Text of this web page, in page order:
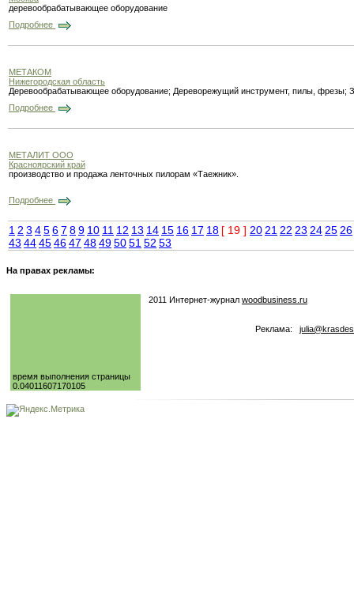
деревообрабатывающее оборудование
Подробнее
МЕТАКОМ
Нижегородская область
Деревообрабатывающее оборудование; Дереворежущий инструмент, пилы, фрезы;
Подробнее
МЕТАЛИТ ООО
Красноярский край
производство и продажа ленточных пилорам «Таежник».
Подробнее
1 2 3 4567 89 10 11 12 13 14 15 16 17 18 [ 19 ] 20 21 22 23 24 25 26
43 44454647 48495051 52 53
На правах рекламы:
время выполнения страницы
0.04011607170105
2011 Интернет-журнал woodbusiness.ru
Реклама: